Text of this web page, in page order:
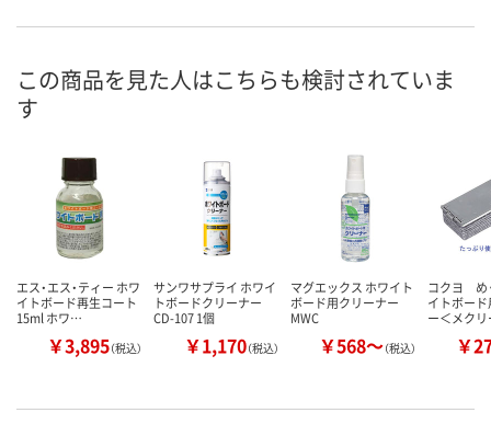
この商品を見た人はこちらも検討されていま
す
エス・エス・ティー ホワ
イトボード再生コート
15ml ホワ…
￥3,895（税込）
サンワサプライ ホワイ
トボードクリーナー
CD-107 1個
￥1,170（税込）
マグエックス ホワイト
ボード用クリーナー
MWC
￥568～（税込）
コクヨ め
イトボー
ー＜メク
￥